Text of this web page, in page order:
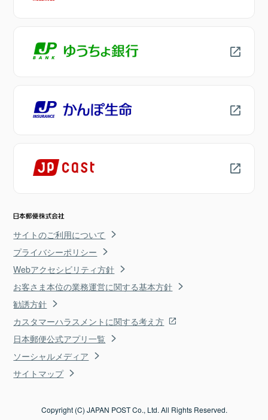
サイトのご利用について
プライバシーポリシー
Webアクセシビリティ方針
お客さま本位の業務運営に関する基本方針
勧誘方針
カスタマーハラスメントに関する考え方
日本郵便公式アプリ一覧
ソーシャルメディア
サイトマップ
Copyright (C) JAPAN POST Co., Ltd. All Rights Reserved.